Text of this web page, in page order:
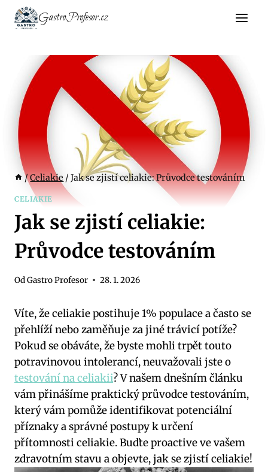
Přeskočit
GastroProfesor.cz
/Celiakie / Jak se zjistí celiakie: Průvodce testováním
CELIAKIE
Jak se zjistí celiakie:
Průvodce testováním
OdGastro Profesor 28. 1. 2026
Víte, že celiakie postihuje 1% populace a často se
přehlíží nebo zaměňuje za jiné trávicí potíže?
Pokud se obáváte, že byste mohli trpět touto
potravinovou intolerancí, neuvažovali jste o
testování na celiakii? V našem dnešním článku
vám přinášíme praktický průvodce testováním,
který vám pomůže identifikovat potenciální
příznaky a správné postupy k určení
přítomnosti celiakie. Buďte proactive ve vašem
zdravotním stavu a objevte, jak se zjistí celiakie!